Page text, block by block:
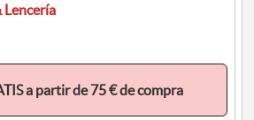
Lencería
a partir de 75 € de compra